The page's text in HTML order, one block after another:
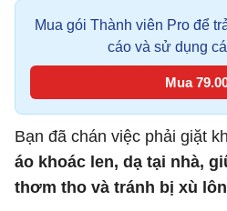
Mua gói Thành viên Pro để
cáo và sử dụng
Mua
Bạn đã chán việc phải giặt
áo khoác len, dạ tại nhà,
thơm tho và tránh bị xù